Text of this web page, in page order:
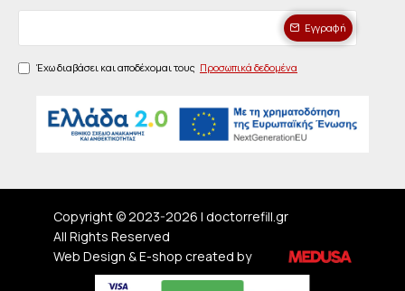
Εγγραφή
Έχω διαβάσει και αποδέχομαι τους Προσωπικά δεδομένα
Copyright © 2023-2026 | doctorrefill.gr
All Rights Reserved
Web Design & E-shop created by